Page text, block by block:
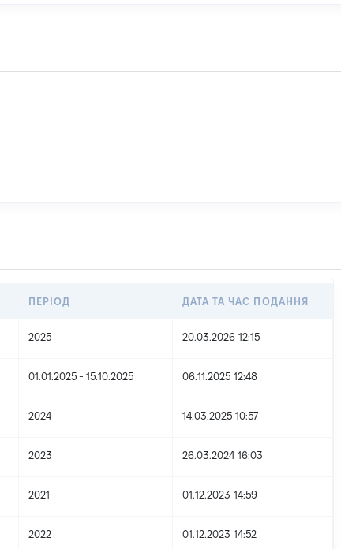
ПЕРІОД ДАТА ТА ЧАС ПОДАННЯ
2025 20.03.2026 12:15
01.01.2025 - 15.10.2025 06.11.2025 12:48
2024 14.03.2025 10:57
2023 26.03.2024 16:03
2021 01.12.2023 14:59
2022 01.12.2023 14:52